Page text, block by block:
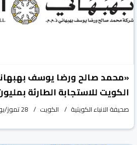
«محمد صالح ورضا يوسف
الكويت للاستجابة الطارئة
صحيفة الانباء الكويتية الكويت 28 تموز/يوليو 2026